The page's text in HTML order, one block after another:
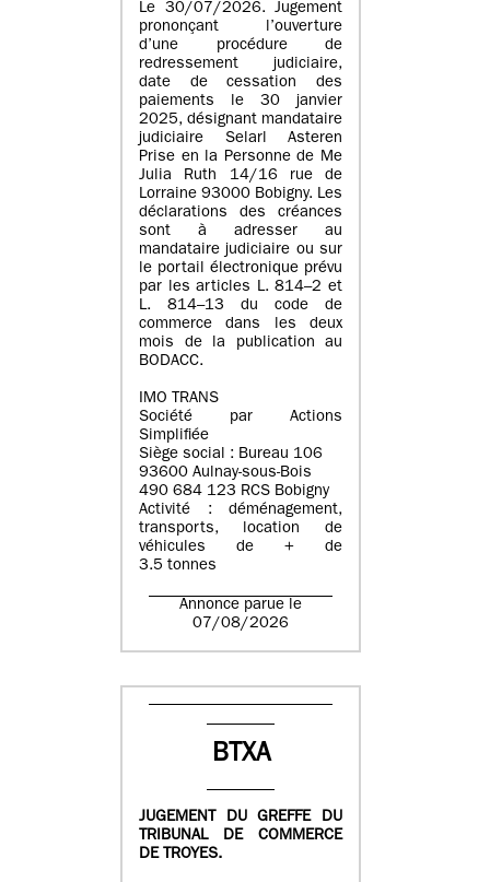
Le 30/07/2026. Jugement
prononçant l’ouverture
d’une procédure de
redressement judiciaire,
date de cessation des
paiements le 30 janvier
2025, désignant mandataire
judiciaire Selarl Asteren
Prise en la Personne de Me
Julia Ruth 14/16 rue de
Lorraine 93000 Bobigny. Les
déclarations des créances
sont à adresser au
mandataire judiciaire ou sur
le portail électronique prévu
par les articles L. 814–2 et
L. 814–13 du code de
commerce dans les deux
mois de la publication au
BODACC.
IMO TRANS
Société par Actions
Simplifiée
Siège social : Bureau 106
93600 Aulnay-sous-Bois
490 684 123 RCS Bobigny
Activité : déménagement,
transports, location de
véhicules de + de
3.5 tonnes
Annonce parue le
07/08/2026
BTXA
JUGEMENT DU GREFFE DU
TRIBUNAL DE COMMERCE
DE TROYES.